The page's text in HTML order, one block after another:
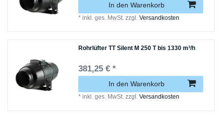
In den Warenkorb
*inkl. ges. MwSt. zzgl.Versandkosten
Rohrlüfter TT Silent M 250 T bis 1330 m³/h
381,25 € *
In den Warenkorb
*inkl. ges. MwSt. zzgl.Versandkosten